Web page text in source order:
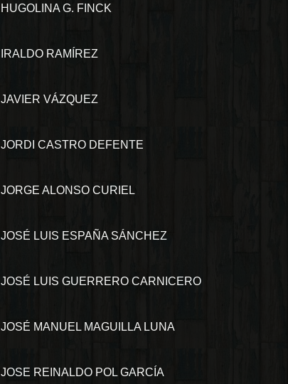
HUGOLINA G. FINCK
IRALDO RAMÍREZ
JAVIER VÁZQUEZ
JORDI CASTRO DEFENTE
JORGE ALONSO CURIEL
JOSÉ LUIS ESPAÑA SÁNCHEZ
JOSÉ LUIS GUERRERO CARNICERO
JOSÉ MANUEL MAGUILLA LUNA
JOSE REINALDO POL GARCÍA